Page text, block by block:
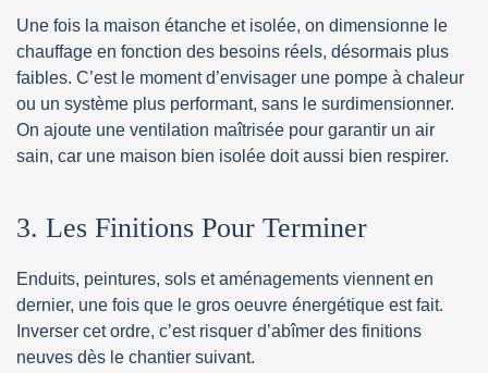
Une fois la maison étanche et isolée, on dimensionne le
chauffage en fonction des besoins réels, désormais plus
faibles. C’est le moment d’envisager une pompe à chaleur
ou un système plus performant, sans le surdimensionner.
On ajoute une ventilation maîtrisée pour garantir un air
sain, car une maison bien isolée doit aussi bien respirer.
3. Les Finitions Pour Terminer
Enduits, peintures, sols et aménagements viennent en
dernier, une fois que le gros oeuvre énergétique est fait.
Inverser cet ordre, c’est risquer d’abîmer des finitions
neuves dès le chantier suivant.